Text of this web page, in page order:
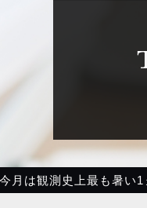
月は観測史上最も暑い1